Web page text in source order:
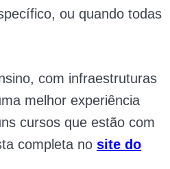
ou quando todas
com infraestruturas
melhor experiência
cursos que estão com
completa no site do